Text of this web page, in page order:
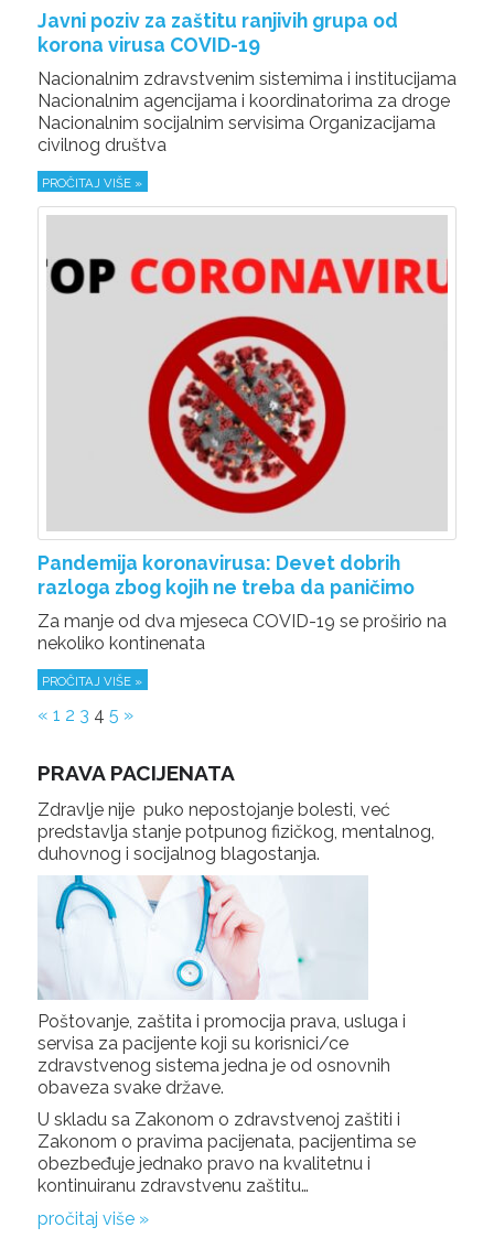
Javni poziv za zaštitu ranjivih grupa od
korona virusa COVID-19
Nacionalnim zdravstvenim sistemima i institucijama
Nacionalnim agencijama i koordinatorima za droge
Nacionalnim socijalnim servisima Organizacijama
civilnog društva
PROČITAJ VIŠE »
Pandemija koronavirusa: Devet dobrih
razloga zbog kojih ne treba da paničimo
Za manje od dva mjeseca COVID-19 se proširio na
nekoliko kontinenata
PROČITAJ VIŠE »
« 1 2 3 4 5 »
PRAVA PACIJENATA
Zdravlje nije puko nepostojanje bolesti, već
predstavlja stanje potpunog fizičkog, mentalnog,
duhovnog i socijalnog blagostanja.
Poštovanje, zaštita i promocija prava, usluga i
servisa za pacijente koji su korisnici/ce
zdravstvenog sistema jedna je od osnovnih
obaveza svake države.
U skladu sa Zakonom o zdravstvenoj zaštiti i
Zakonom o pravima pacijenata, pacijentima se
obezbeđuje jednako pravo na kvalitetnu i
kontinuiranu zdravstvenu zaštitu…
pročitaj više »